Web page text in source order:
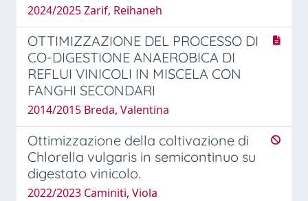
2024/2025 Zarif, Reihaneh
OTTIMIZZAZIONE DEL PROCESSO DI
CO-DIGESTIONE ANAEROBICA DI
REFLUI VINICOLI IN MISCELA CON
FANGHI SECONDARI
2014/2015 Breda, Valentina
Ottimizzazione della coltivazione di
Chlorella vulgaris in semicontinuo su
digestato vinicolo.
2022/2023 Caminiti, Viola